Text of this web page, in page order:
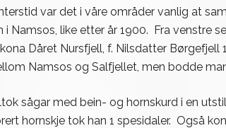
var det i våre områder vanlig at
like etter år 1900. Fra venstre
Dåret Nursfjell, f. Nilsdatter
Namsos og Salfjellet, men bodde
sågar med bein- og hornskurd i en
hornskje tok han 1 spesidaler. Også